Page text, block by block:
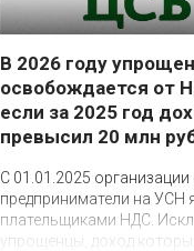
В 2026 году
освобождается от
если за 2025 год
превысил 20 млн
С 01.01.2025 организации
предприниматели на УСН
плательщиками НДС.
упрощенцы, доход